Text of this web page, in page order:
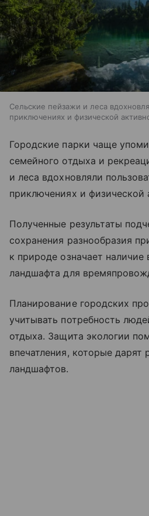
Сельские пейзажи и леса
приключениях и физической
Городские парки чаще
семейного отдыха и
и леса вдохновляли
приключениях и физической
Полученные результаты
сохранения разнообразия
к природе означает
ландшафта для
Планирование городских
учитывать потребность
отдыха. Защита экологии
впечатления, которые дарят
ландшафтов.